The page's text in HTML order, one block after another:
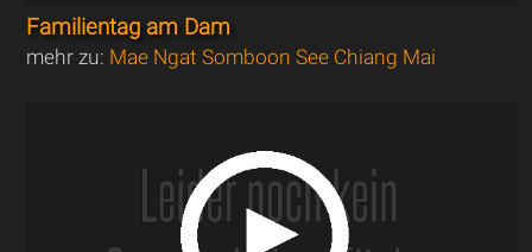
Familientag am Dam
mehr zu: Mae Ngat Somboon See Chiang Mai